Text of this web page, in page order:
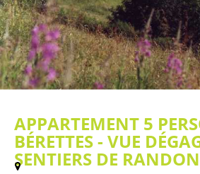
APPARTEMENT 5
BÉRETTES - VUE
SENTIERS DE
Plan / Carte)